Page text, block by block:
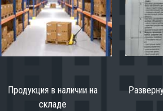
Продукция в наличии на
складе